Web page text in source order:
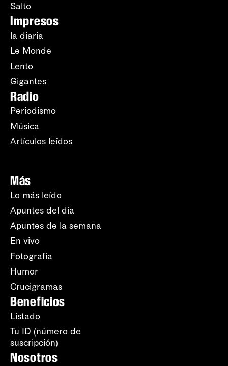
Salto
Impresos
la diaria
Le Monde
Lento
Gigantes
Radio
Periodismo
Música
Artículos leídos
Más
Lo más leído
Apuntes del día
Apuntes de la semana
En vivo
Fotografía
Humor
Crucigramas
Beneficios
Listado
Tu ID (número de
suscripción)
Nosotros